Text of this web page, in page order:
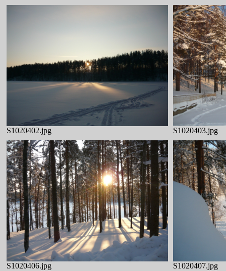
S1020402.jpg S1020403.jpg
S1020406.jpg S1020407.jpg